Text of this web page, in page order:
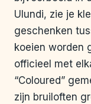
Ulundi, zie je
geschenken
koeien worden
officieel met
“Coloured”
zijn bruiloften